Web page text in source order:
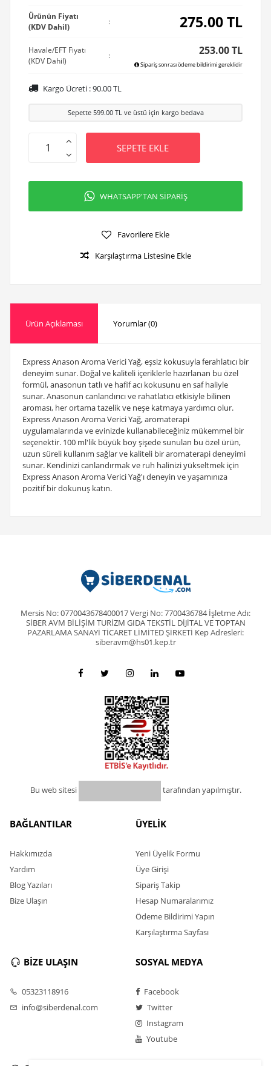
Ürünün Fiyatı
(KDV Dahil)
: 275.00TL
Havale/EFT Fiyatı
(KDV Dahil)
: 253.00 TL
Sipariş sonrası ödeme bildirimi gereklidir
Kargo Ücreti :90.00TL
Sepette 599.00TL ve üstü için kargo bedava
SEPETE EKLE
WHATSAPP'TAN SİPARİŞ
Favorilere Ekle
Karşılaştırma Listesine Ekle
Ürün Açıklaması Yorumlar (0)
Express Anason Aroma Verici Yağ, eşsiz kokusuyla ferahlatıcı bir
deneyim sunar. Doğal ve kaliteli içeriklerle hazırlanan bu özel
formül, anasonun tatlı ve hafif acı kokusunu en saf haliyle
sunar. Anasonun canlandırıcı ve rahatlatıcı etkisiyle bilinen
aroması, her ortama tazelik ve neşe katmaya yardımcı olur.
Express Anason Aroma Verici Yağ, aromaterapi
uygulamalarında ve evinizde kullanabileceğiniz mükemmel bir
seçenektir. 100 ml'lik büyük boy şişede sunulan bu özel ürün,
uzun süreli kullanım sağlar ve kaliteli bir aromaterapi deneyimi
sunar. Kendinizi canlandırmak ve ruh halinizi yükseltmek için
Express Anason Aroma Verici Yağ'ı deneyin ve yaşamınıza
pozitif bir dokunuş katın.
Mersis No: 0770043678400017 Vergi No: 7700436784 İşletme Adı:
SİBER AVM BİLİŞİM TURİZM GIDA TEKSTİL DİJİTAL VE TOPTAN
PAZARLAMA SANAYİ TİCARET LİMİTED ŞİRKETİ Kep Adresleri:
siberavm@hs01.kep.tr
Bu web sitesi tarafından yapılmıştır.
BAĞLANTILAR
Hakkımızda
Yardım
Blog Yazıları
Bize Ulaşın
ÜYELİK
Yeni Üyelik Formu
Üye Girişi
Sipariş Takip
Hesap Numaralarımız
Ödeme Bildirimi Yapın
Karşılaştırma Sayfası
BİZE ULAŞIN
05323118916
info@siberdenal.com
SOSYAL MEDYA
Facebook
Twitter
Instagram
Youtube